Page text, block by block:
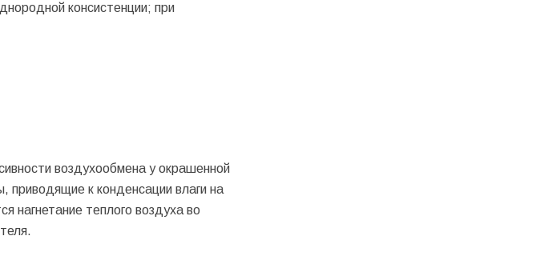
консистенции; при
воздухообмена у окрашенной
приводящие к конденсации влаги на
нагнетание теплого воздуха во